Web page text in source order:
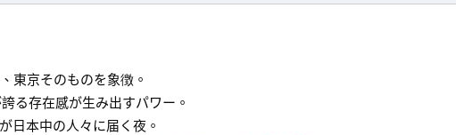
東京そのものを象徴。
る存在感が生み出すパワー。
日本中の人々に届く夜。